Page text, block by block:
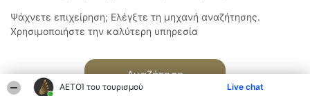
ΑΕΤΟΊ του τουρισμού Live chat
Ψάχνετε επιχείρηση; Ελέγξτε τη μηχανή αναζήτησης.
Χρησιμοποιήστε την καλύτερη υπηρεσία
Αναζήτηση